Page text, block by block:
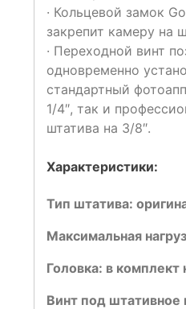
· Кольцевой замок
закрепит камеру на
· Переходной винт
одновременно
стандартный
1/4″, так и
штатива на 3/8″.
Xарактеристики:
Тип штатива:
Максимальная
Головка: в комплект
Винт под штативное